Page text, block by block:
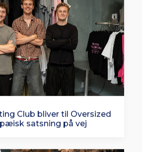
Club bliver til Oversized
satsning på vej